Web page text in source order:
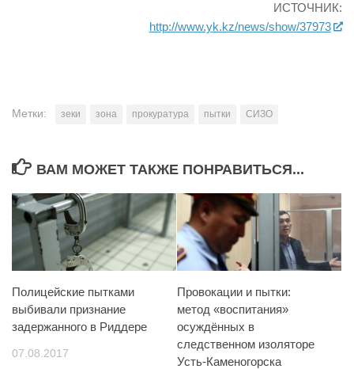
ИСТОЧНИК:
http://www.yk.kz/news/show/37973
Метки: зеки зона прокуратура пытки СИЗО
ВАМ МОЖЕТ ТАКЖЕ ПОНРАВИТЬСЯ...
Полицейские пытками
выбивали признание
задержанного в Риддере
07.08.2017
Провокации и пытки:
метод «воспитания»
осуждённых в
следственном изоляторе
Усть-Каменогорска